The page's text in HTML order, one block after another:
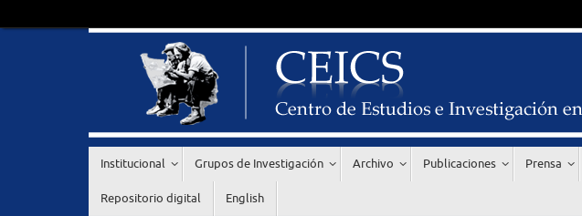
Institucional Grupos de Investigación Archivo Publicaciones Prensa
Repositorio digital English